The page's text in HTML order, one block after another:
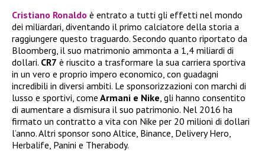
Cristiano Ronaldo è entrato a tutti gli effetti nel mondo
dei miliardari, diventando il primo calciatore della storia a
raggiungere questo traguardo. Secondo quanto riportato da
Bloomberg, il suo matrimonio ammonta a 1,4 miliardi di
dollari. CR7 è riuscito a trasformare la sua carriera sportiva
in un vero e proprio impero economico, con guadagni
incredibili in diversi ambiti. Le sponsorizzazioni con marchi di
lusso e sportivi, come Armani e Nike, gli hanno consentito
di aumentare a dismisura il suo patrimonio. Nel 2016 ha
firmato un contratto a vita con Nike per 20 milioni di dollari
l’anno. Altri sponsor sono Altice, Binance, Delivery Hero,
Herbalife, Panini e Therabody.